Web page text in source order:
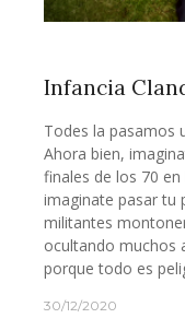
Infancia
Todes la pasamos
Ahora bien,
finales de los 70
imaginate pasar tu
militantes
ocultando muchos
porque todo es
30/12/2020